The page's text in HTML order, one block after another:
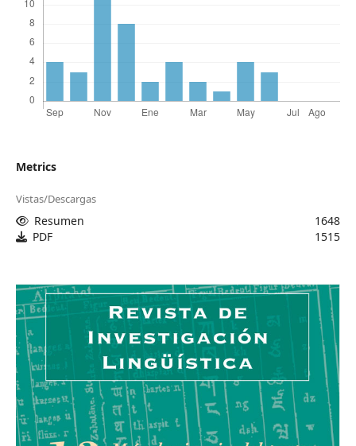
Metrics
Vistas/Descargas
Resumen
1648
PDF
1515